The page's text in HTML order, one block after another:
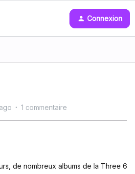
Connexion
1 commentaire
de nombreux albums de la Three 6